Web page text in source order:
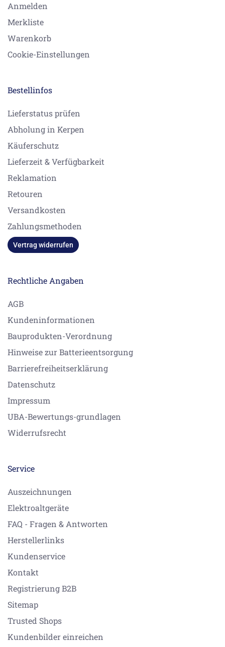
Anmelden
Merkliste
Warenkorb
Cookie-Einstellungen
Bestellinfos
Lieferstatus prüfen
Abholung in Kerpen
Käuferschutz
Lieferzeit & Verfügbarkeit
Reklamation
Retouren
Versandkosten
Zahlungsmethoden
Vertrag widerrufen
Rechtliche Angaben
AGB
Kundeninformationen
Bauprodukten-Verordnung
Hinweise zur Batterieentsorgung
Barrierefreiheitserklärung
Datenschutz
Impressum
UBA-Bewertungs-grundlagen
Widerrufsrecht
Service
Auszeichnungen
Elektroaltgeräte
FAQ - Fragen & Antworten
Herstellerlinks
Kundenservice
Kontakt
Registrierung B2B
Sitemap
Trusted Shops
Kundenbilder einreichen